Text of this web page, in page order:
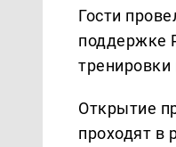
Гости
поддержке
тренировки
Открытие
проходят в